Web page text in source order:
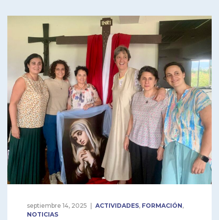
septiembre 14, 2025 ACTIVIDADES, FORMACIÓN,
NOTICIAS